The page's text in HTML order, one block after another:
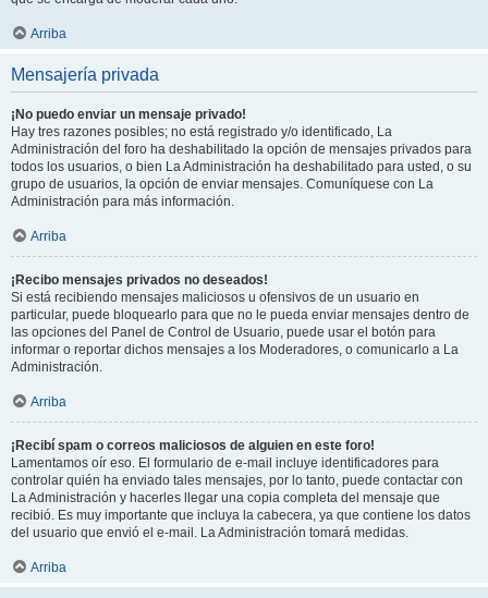
Arriba
Mensajería privada
¡No puedo enviar un mensaje privado!
Hay tres razones posibles; no está registrado y/o identificado, La
Administración del foro ha deshabilitado la opción de mensajes privados para
todos los usuarios, o bien La Administración ha deshabilitado para usted, o su
grupo de usuarios, la opción de enviar mensajes. Comuníquese con La
Administración para más información.
Arriba
¡Recibo mensajes privados no deseados!
Si está recibiendo mensajes maliciosos u ofensivos de un usuario en
particular, puede bloquearlo para que no le pueda enviar mensajes dentro de
las opciones del Panel de Control de Usuario, puede usar el botón para
informar o reportar dichos mensajes a los Moderadores, o comunicarlo a La
Administración.
Arriba
¡Recibí spam o correos maliciosos de alguien en este foro!
Lamentamos oír eso. El formulario de e-mail incluye identificadores para
controlar quién ha enviado tales mensajes, por lo tanto, puede contactar con
La Administración y hacerles llegar una copia completa del mensaje que
recibió. Es muy importante que incluya la cabecera, ya que contiene los datos
del usuario que envió el e-mail. La Administración tomará medidas.
Arriba